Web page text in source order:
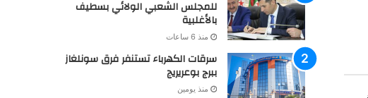
خدماتنا
اشهار : بـوادي صــنـدرة: إعلان عن بيع حقوق عقارية بالمزاد
العلني
منذ يومين